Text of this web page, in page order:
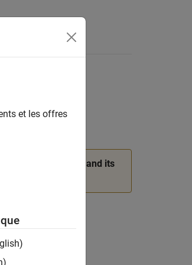
object and its
et les offres